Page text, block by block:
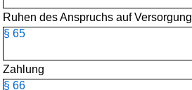
Ruhen des Anspruchs auf Versorgung
§ 65
Zahlung
§ 66